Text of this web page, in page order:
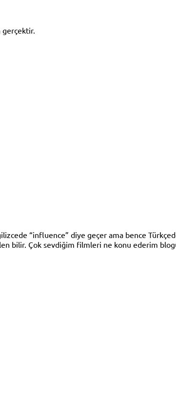
gerçektir.
“influence” diye geçer ama bence
bilir. Çok sevdiğim filmleri ne konu ederim